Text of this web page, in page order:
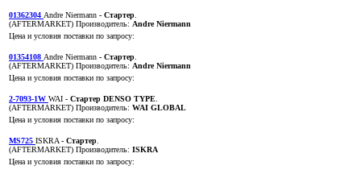
01362304 Andre Niermann - Стартер.
(AFTERMARKET) Производитель: Andre Niermann
Цена и условия поставки по запросу:
01354108 Andre Niermann - Стартер.
(AFTERMARKET) Производитель: Andre Niermann
Цена и условия поставки по запросу:
2-7093-1W WAI - Стартер DENSO TYPE.
(AFTERMARKET) Производитель: WAI GLOBAL
Цена и условия поставки по запросу:
MS725 ISKRA- Стартер.
(AFTERMARKET) Производитель: ISKRA
Цена и условия поставки по запросу: